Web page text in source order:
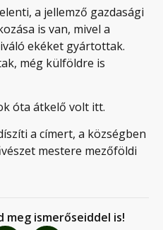
a jellemző gazdasági
is van, mivel a
ekéket gyártottak.
még külföldre is
óta átkelő volt itt.
a címert, a községben
mestere mezőföldi
meg ismerőseiddel is!